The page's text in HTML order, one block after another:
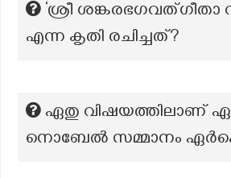
‘ശ്രീ ശങ്കരഭഗവത്ഗീതാ
എന്ന കൃതി രചിച്ചത്?
ഏതു വിഷയത്തിലാണ്
നൊബേൽ സമ്മാനം